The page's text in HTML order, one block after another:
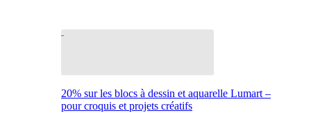
20% sur les blocs à dessin et aquarelle Lumart –
pour croquis et projets créatifs